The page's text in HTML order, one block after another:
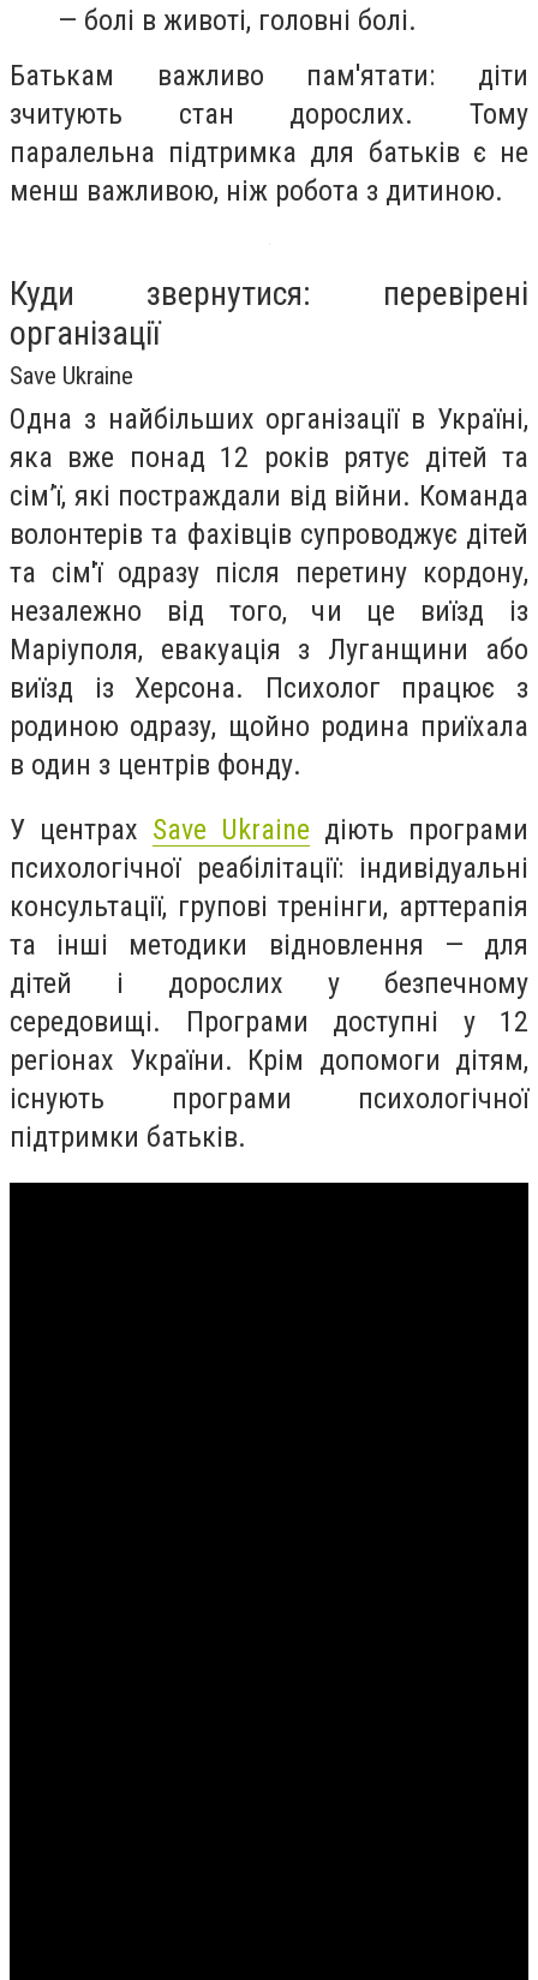
— болі в животі, головні болі.
Батькам важливо пам'ятати: діти
зчитують стан дорослих. Тому
паралельна підтримка для батьків є не
менш важливою, ніж робота з дитиною.
Куди звернутися: перевірені
організації
Save Ukraine
Одна з найбільших організації в Україні,
яка вже понад 12 років рятує дітей та
сімʼї, які постраждали від війни. Команда
волонтерів та фахівців супроводжує дітей
та сім'ї одразу після перетину кордону,
незалежно від того, чи це виїзд із
Маріуполя, евакуація з Луганщини або
виїзд із Херсона. Психолог працює з
родиною одразу, щойно родина приїхала
в один з центрів фонду.
У центрах Save Ukraine діють програми
психологічної реабілітації: індивідуальні
консультації, групові тренінги, арттерапія
та інші методики відновлення — для
дітей і дорослих у безпечному
середовищі. Програми доступні у 12
регіонах України. Крім допомоги дітям,
існують програми психологічної
підтримки батьків.